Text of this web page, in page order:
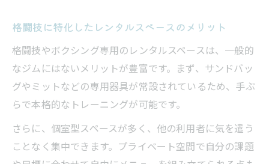
格闘技に特化したレンタルスペースのメリット
格闘技やボクシング専用のレンタルスペースは、一般的
なジムにはないメリットが豊富です。まず、サンドバッ
グやミットなどの専用器具が常設されているため、手ぶ
らで本格的なトレーニングが可能です。
さらに、個室型スペースが多く、他の利用者に気を遣う
ことなく集中できます。プライベート空間で自分の課題